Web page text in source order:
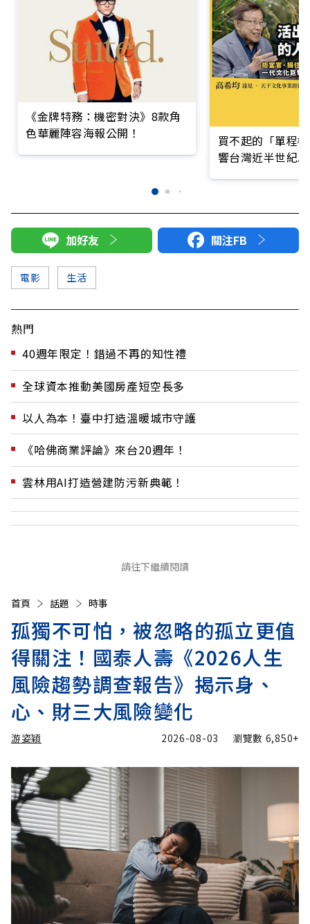
《金牌特務：機密對決》8款角
色華麗陣容海報公開！
買不起的「單程
響台灣近半世紀
加好友 關注FB
電影 生活
熱門
40週年限定！錯過不再的知性禮
全球資本推動美國房產短空長多
以人為本！臺中打造溫暖城市守護
《哈佛商業評論》來台20週年！
雲林用AI打造營建防污新典範！
請往下繼續閱讀
首頁 話題 時事
孤獨不可怕，被忽略的孤立更值
得關注！國泰人壽《2026人生
風險趨勢調查報告》揭示身、
心、財三大風險變化
游姿穎 2026-08-03 瀏覽數 6,850+